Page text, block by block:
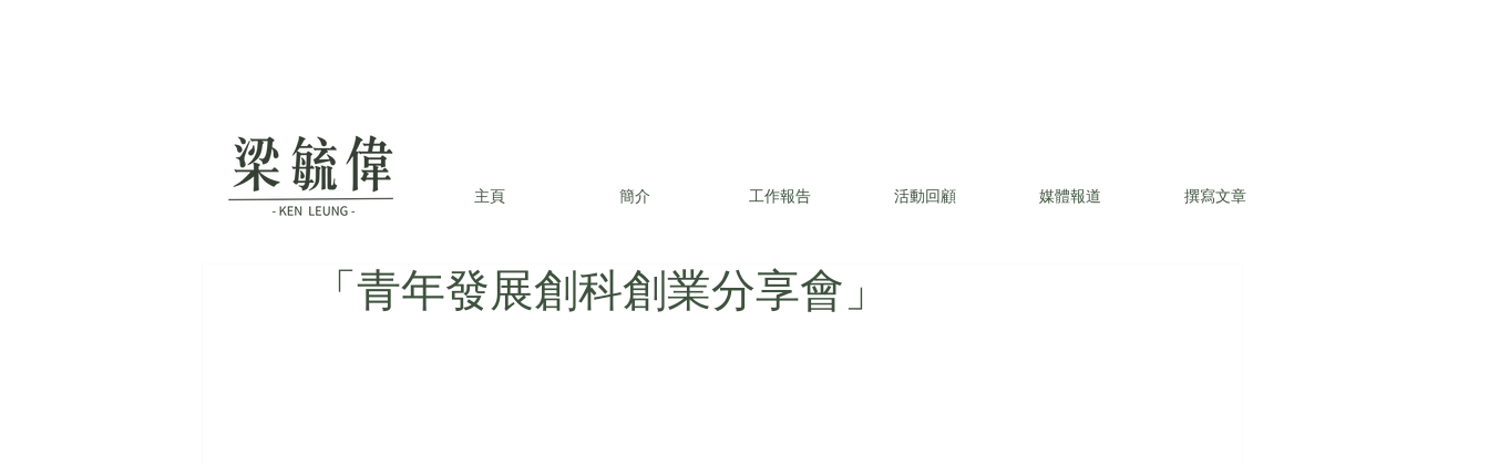
主頁 簡介 工作報告 活動回顧 媒體報道 撰寫文章
「青年發展創科創業分享會」